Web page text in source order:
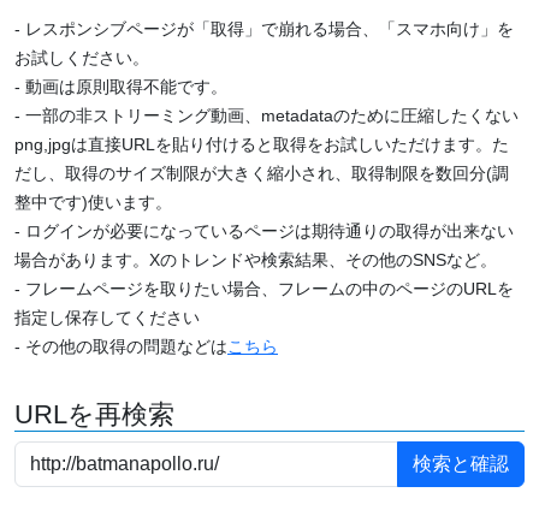
- レスポンシブページが「取得」で崩れる場合、「スマホ向け」を
お試しください。
- 動画は原則取得不能です。
- 一部の非ストリーミング動画、metadataのために圧縮したくない
png,jpgは直接URLを貼り付けると取得をお試しいただけます。た
だし、取得のサイズ制限が大きく縮小され、取得制限を数回分(調
整中です)使います。
- ログインが必要になっているページは期待通りの取得が出来ない
場合があります。Xのトレンドや検索結果、その他のSNSなど。
- フレームページを取りたい場合、フレームの中のページのURLを
指定し保存してください
- その他の取得の問題などはこちら
URLを再検索